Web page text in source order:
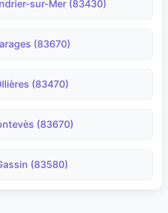
sur-Mer (83430)
(83670)
(83470)
(83670)
(83580)